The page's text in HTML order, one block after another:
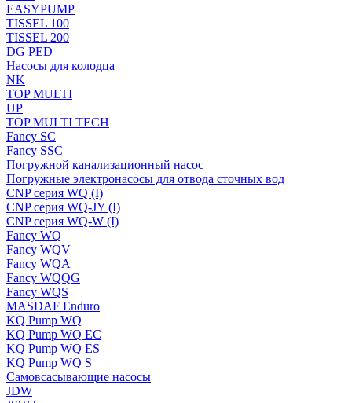
EASYPUMP
TISSEL 100
TISSEL 200
DG PED
Насосы для колодца
NK
TOP MULTI
UP
TOP MULTI TECH
Fancy SC
Fancy SSC
Погружной канализационный насос
Погружные электронасосы для отвода сточных вод
CNP серия WQ (I)
CNP серия WQ-JY (I)
CNP серия WQ-W (I)
Fancy WQ
Fancy WQV
Fancy WQA
Fancy WQQG
Fancy WQS
MASDAF Enduro
KQ Pump WQ
KQ Pump WQ EC
KQ Pump WQ ES
KQ Pump WQ S
Самовсасывающие насосы
JDW